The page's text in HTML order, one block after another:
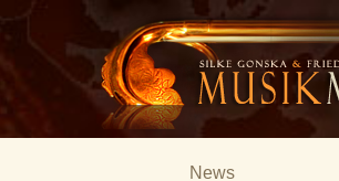
News